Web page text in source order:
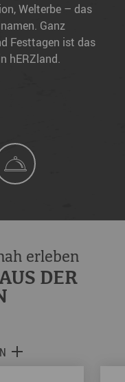
Welterbe – das
Ganz
Festtagen ist das
hERZland.
erleben
DER